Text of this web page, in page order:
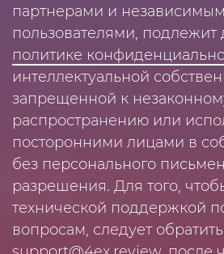
партнерами и
пользователями,
политике
интеллектуальной
запрещенной к
распространению или
посторонними лицами в
без персонального
разрешения. Для того,
технической поддержкой
вопросам, следует